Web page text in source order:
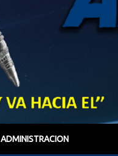
ADMINISTRACION